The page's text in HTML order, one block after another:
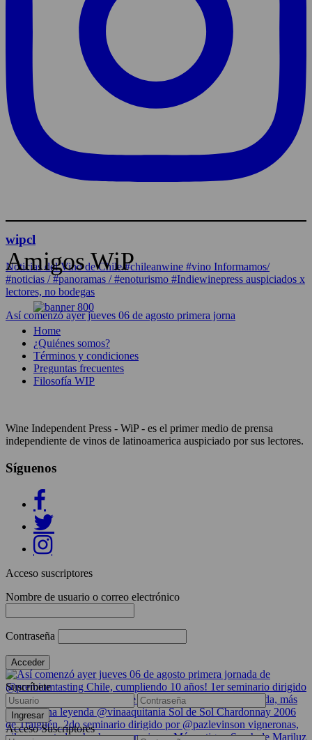
wipcl
Noticias del Vino de Chile/#chileanwine #vino Informamos/
#noticias / #panoramas / #enoturismo #Indiewinepress auspiciados x
lectores, no bodegas
Así comenzó ayer jueves 06 de agosto primera jorna
Amigos WiP
Home
¿Quiénes somos?
Términos y condiciones
Preguntas frecuentes
Filosofía WIP
Wine Independent Press - WiP - es el primer medio de prensa
independiente de vinos de latinoamerica auspiciado por sus lectores.
Síguenos
Acceso suscriptores
Nombre de usuario o correo electrónico
Contraseña
Suscríbete
Acceso Suscriptores